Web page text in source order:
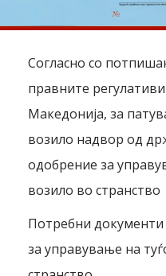
Согласно со
правните
Македонија, за
возило надвор од
одобрение за
возило во странство
Потребни
за управување на